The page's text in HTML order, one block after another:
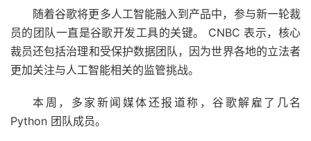
随着谷歌将更多人工智能融入到产品中，参与新一轮裁
员的团队一直是谷歌开发工具的关键。 CNBC 表示，核心
裁员还包括治理和受保护数据团队，因为世界各地的立法者
更加关注与人工智能相关的监管挑战。
本周，多家新闻媒体还报道称，谷歌解雇了几名
Python 团队成员。